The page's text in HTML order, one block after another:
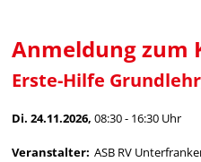
Anmeldung zum
Erste-Hilfe
Di. 24.11.2026,08:30 - 16:30 Uhr
Veranstalter: ASB RV